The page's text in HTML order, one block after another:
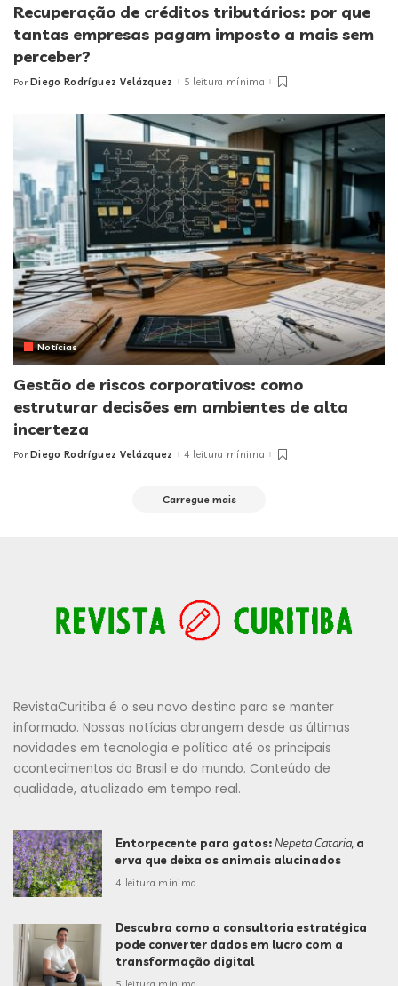
Recuperação de créditos tributários: por que
tantas empresas pagam imposto a mais sem
perceber?
Posted
Por Diego Rodríguez Velázquez 5 leitura mínima
Notícias
Gestão de riscos corporativos: como
estruturar decisões em ambientes de alta
incerteza
Posted
Por Diego Rodríguez Velázquez 4 leitura mínima
Carregue mais
RevistaCuritiba é o seu novo destino para se manter
informado. Nossas notícias abrangem desde as últimas
novidades em tecnologia e política até os principais
acontecimentos do Brasil e do mundo. Conteúdo de
qualidade, atualizado em tempo real.
Entorpecente para gatos:Nepeta Cataria, a
erva que deixa os animais alucinados
4 leitura mínima
Descubra como a consultoria estratégica
pode converter dados em lucro com a
transformação digital